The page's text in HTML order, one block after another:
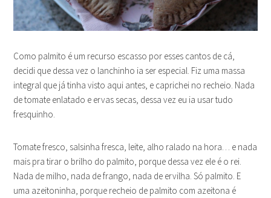
Como palmito é um recurso escasso por esses cantos de cá,
decidi que dessa vez o lanchinho ia ser especial. Fiz uma massa
integral que já tinha visto aqui antes, e caprichei no recheio. Nada
de tomate enlatado e ervas secas, dessa vez eu ia usar tudo
fresquinho.
Tomate fresco, salsinha fresca, leite, alho ralado na hora… e nada
mais pra tirar o brilho do palmito, porque dessa vez ele é o rei.
Nada de milho, nada de frango, nada de ervilha. Só palmito. E
uma azeitoninha, porque recheio de palmito com azeitona é